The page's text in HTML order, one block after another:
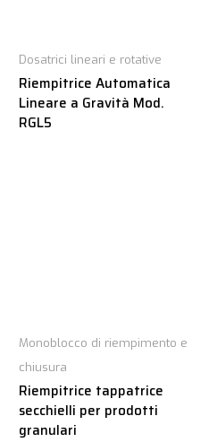
Dosatrici lineari e rotative
Riempitrice Automatica
Lineare a Gravità Mod.
RGL5
Monoblocco di riempimento e
chiusura
Riempitrice tappatrice
secchielli per prodotti
granulari